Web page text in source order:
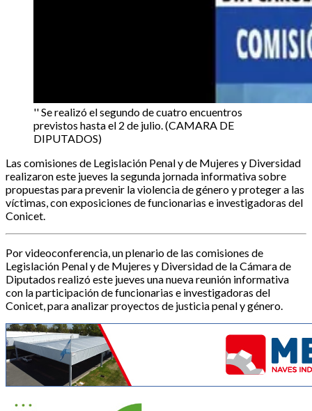
'' Se realizó el segundo de cuatro encuentros
previstos hasta el 2 de julio. (CAMARA DE
DIPUTADOS)
Las comisiones de Legislación Penal y de Mujeres y Diversidad
realizaron este jueves la segunda jornada informativa sobre
propuestas para prevenir la violencia de género y proteger a las
víctimas, con exposiciones de funcionarias e investigadoras del
Conicet.
Por videoconferencia, un plenario de las comisiones de
Legislación Penal y de Mujeres y Diversidad de la Cámara de
Diputados realizó este jueves una nueva reunión informativa
con la participación de funcionarias e investigadoras del
Conicet, para analizar proyectos de justicia penal y género.